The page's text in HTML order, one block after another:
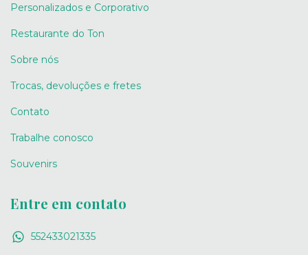
Personalizados e Corporativo
Restaurante do Ton
Sobre nós
Trocas, devoluções e fretes
Contato
Trabalhe conosco
Souvenirs
Entre em contato
552433021335